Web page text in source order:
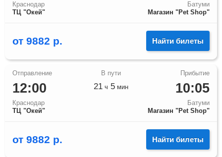
Краснодар
ТЦ "Окей"
Батуми
Магазин "Pet Shop"
от 9882 р. Найти билеты
12:00
Краснодар
ТЦ "Окей"
10:05
Батуми
Магазин "Pet Shop"
21 ч 5 мин
от 9882 р. Найти билеты